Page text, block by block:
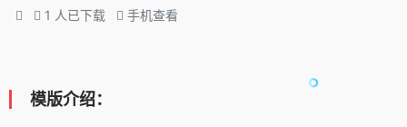
1 人已下载 手机查看
模版介绍：